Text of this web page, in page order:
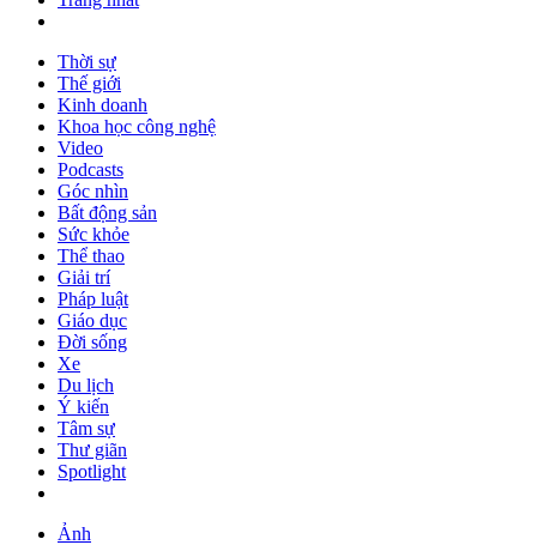
Thời sự
Thế giới
Kinh doanh
Khoa học công nghệ
Video
Podcasts
Góc nhìn
Bất động sản
Sức khỏe
Thể thao
Giải trí
Pháp luật
Giáo dục
Đời sống
Xe
Du lịch
Ý kiến
Tâm sự
Thư giãn
Spotlight
Ảnh